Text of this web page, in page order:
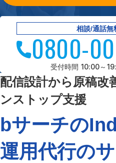
相談/通話無
受付時間 10:00～
0800-
配信設計から原稿改
ンストップ支援
bサーチの
運用代行の